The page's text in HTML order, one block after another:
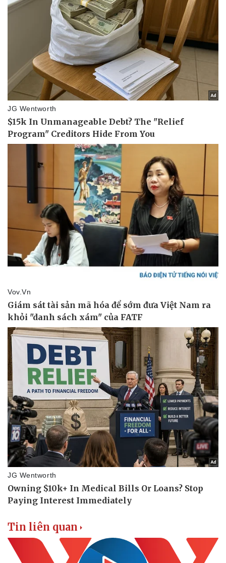
Doanh nghiệp
Thông tin doanh nghiệp
Doanh nghiệp 24h
Doanh nhân
Vì cộng đồng
Công nghệ
Sành điệu
Tin Công nghệ
Trải nghiệm
Chuyển đổi số
Tin liên quan